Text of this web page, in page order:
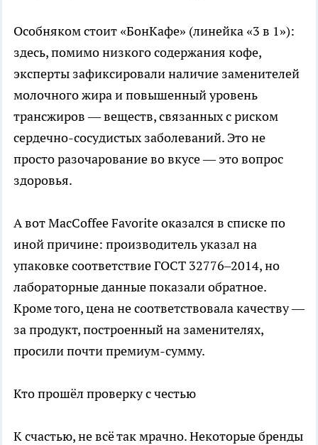
Особняком стоит «БонКафе» (линейка «3 в 1»):
здесь, помимо низкого содержания кофе,
эксперты зафиксировали наличие заменителей
молочного жира и повышенный уровень
трансжиров — веществ, связанных с риском
сердечно-сосудистых заболеваний. Это не
просто разочарование во вкусе — это вопрос
здоровья.
А вот MacCoffee Favorite оказался в списке по
иной причине: производитель указал на
упаковке соответствие ГОСТ 32776–2014, но
лабораторные данные показали обратное.
Кроме того, цена не соответствовала качеству —
за продукт, построенный на заменителях,
просили почти премиум-сумму.
Кто прошёл проверку с честью
К счастью, не всё так мрачно. Некоторые бренды